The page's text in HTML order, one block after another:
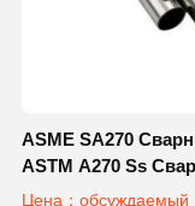
ASME SA270
ASTM A270 Ss
TP304 304L
Цена：обсуждаемый